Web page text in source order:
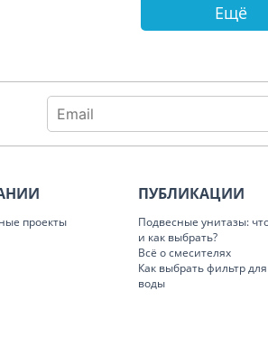
Ещё
проекты
ПУБЛИКАЦИИ
Подвесные унитазы:
и как выбрать?
Всё о смесителях
Как выбрать фильтр
воды